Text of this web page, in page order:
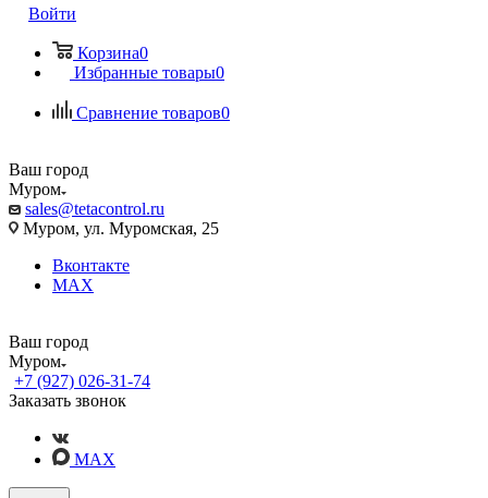
Войти
Корзина0
Избранные товары0
Сравнение товаров0
Ваш город
Муром
sales@tetacontrol.ru
Муром, ул. Муромская, 25
Вконтакте
MAX
Ваш город
Муром
+7 (927) 026-31-74
Заказать звонок
MAX